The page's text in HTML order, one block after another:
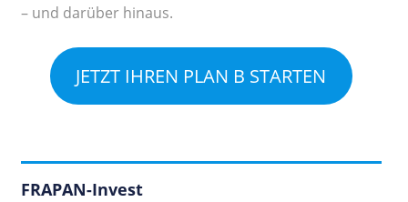
– und darüber hinaus.
JETZT IHREN PLAN B STARTEN
FRAPAN-Invest